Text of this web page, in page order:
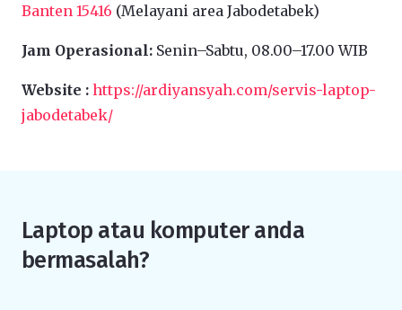
Banten 15416 (Melayani area Jabodetabek)
Jam Operasional: Senin–Sabtu, 08.00–17.00 WIB
Website : https://ardiyansyah.com/servis-laptop-
jabodetabek/
Laptop atau komputer anda
bermasalah?